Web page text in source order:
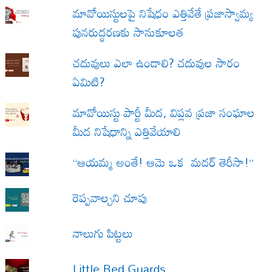
మావోయిస్టులపై నిషేధం ఎత్తివేతే ప్రజాస్వామ్య
పునరుద్ధరణకు సానుకూలత
చదువులు ఎలా ఉండాలి? చదువుల సారం
ఏమిటి?
మావోయిస్టు పార్టీ మీద, విప్లవ ప్రజా సంఘాల
మీద నిషేధాన్ని ఎత్తివేయాలి
“ఆయమ్మ అంతే! ఆమె ఒక మదర్ తెరీసా!”
రెప్పవాల్చని చూపు
నాలుగు పిట్టలు